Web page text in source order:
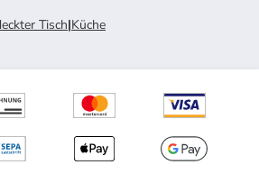
Tisch|Küche